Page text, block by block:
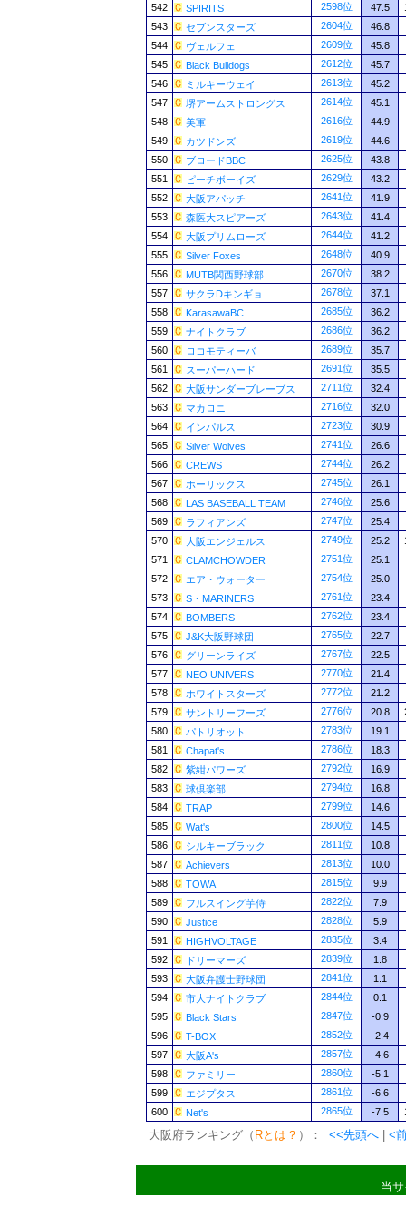
542
SPIRITS 2598位 47.5
543
セブンスターズ 2604位
46.8
544
ヴェルフェ 2609位
45.8
545
Black Bulldogs 2612位
45.7
546
ミルキーウェイ 2613位
45.2
547
堺アームストロングス 2614位
45.1
548
美軍 2616位
44.9
549
カツドンズ 2619位
44.6
550
ブロードBBC 2625位
43.8
551
ピーチボーイズ 2629位
43.2
552
大阪アパッチ 2641位
41.9
553
森医大スピアーズ 2643位
41.4
554
大阪プリムローズ 2644位
41.2
555
Silver Foxes 2648位
40.9
556
MUTB関西野球部 2670位
38.2
557
サクラDキンギョ 2678位
37.1
558
KarasawaBC 2685位
36.2
559
ナイトクラブ 2686位
36.2
560
ロコモティーバ 2689位
35.7
561
スーパーハード 2691位
35.5
562
大阪サンダーブレーブス 2711位
32.4
563
マカロニ 2716位
32.0
564
インパルス 2723位
30.9
565
Silver Wolves 2741位
26.6
566
CREWS 2744位
26.2
567
ホーリックス 2745位
26.1
568
LAS BASEBALL TEAM 2746位
25.6
569
ラフィアンズ 2747位
25.4
570
大阪エンジェルス 2749位 25.2
571
CLAMCHOWDER 2751位
25.1
572
エア・ウォーター 2754位
25.0
573
S・MARINERS 2761位
23.4
574
BOMBERS 2762位
23.4
575
J&K大阪野球団 2765位
22.7
576
グリーンライズ 2767位
22.5
577
NEO UNIVERS 2770位
21.4
578
ホワイトスターズ 2772位
21.2
579
サントリーフーズ 2776位 20.8
580
パトリオット 2783位
19.1
581
Chapat's 2786位
18.3
582
紫紺パワーズ 2792位
16.9
583
球倶楽部 2794位
16.8
584
TRAP 2799位
14.6
585
Wat's 2800位
14.5
586
シルキーブラック 2811位
10.8
587
Achievers 2813位
10.0
588
TOWA 2815位
9.9
589
フルスイング芋侍 2822位
7.9
590
Justice 2828位
5.9
591
HIGHVOLTAGE 2835位
3.4
592
ドリーマーズ 2839位
1.8
593
大阪弁護士野球団 2841位
1.1
594
市大ナイトクラブ 2844位
0.1
595
Black Stars 2847位
-0.9
596
T-BOX 2852位
-2.4
597
大阪A's 2857位
-4.6
598
ファミリー 2860位
-5.1
599
エジプタス 2861位
-6.6
600
Net's 2865位 -7.5
大阪府ランキング（ Rとは？ ）： <<先頭へ <
当